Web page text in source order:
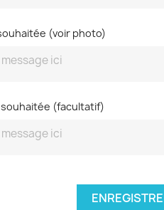
(voir photo)
souhaitée (facultatif)